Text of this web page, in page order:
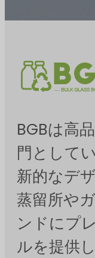
BGBは高
門として
新的なデ
蒸留所や
ンドにプ
ルを提供